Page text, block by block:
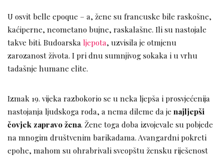
U osvit belle epoque – a, žene su francuske bile raskošne,
kaćiperne, neometano bujne, raskalašne. Ili su nastojale
takve biti. Budoarska ljepota, uzvisila je otmjenu
zarozanost života. I pri dnu sumnjivog sokaka i u vrhu
tadašnje humane elite.
Izmak 19. vijeka razbokorio se u neka ljepša i prosvjećenija
nastojanja ljudskoga roda, a nema dileme da je najljepši
čovjek zapravo žena. Žene toga doba izvojevale su pobjede
na mnogim društvenim barikadama. Avangardni pokreti
epohe, mahom su ohrabrivali sveopštu žensku riješenost